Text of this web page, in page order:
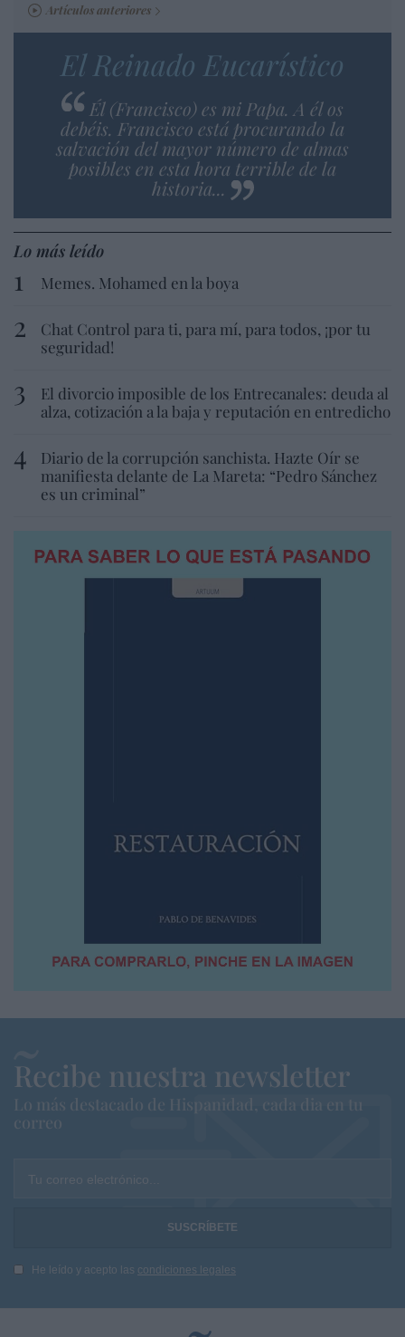
Artículos anteriores
El Reinado Eucarístico
Él (Francisco) es mi Papa. A él os
debéis. Francisco está procurando la
salvación del mayor número de almas
posibles en esta hora terrible de la
historia...
Lo más leído
Memes. Mohamed en la boya
Chat Control para ti, para mí, para todos, ¡por tu
seguridad!
El divorcio imposible de los Entrecanales: deuda al
alza, cotización a la baja y reputación en entredicho
Diario de la corrupción sanchista. Hazte Oír se
manifiesta delante de La Mareta: “Pedro Sánchez
es un criminal”
Recibe nuestra newsletter
Lo más destacado de Hispanidad, cada dia en tu
correo
Tu correo electrónico...
He leído y acepto las condiciones legales